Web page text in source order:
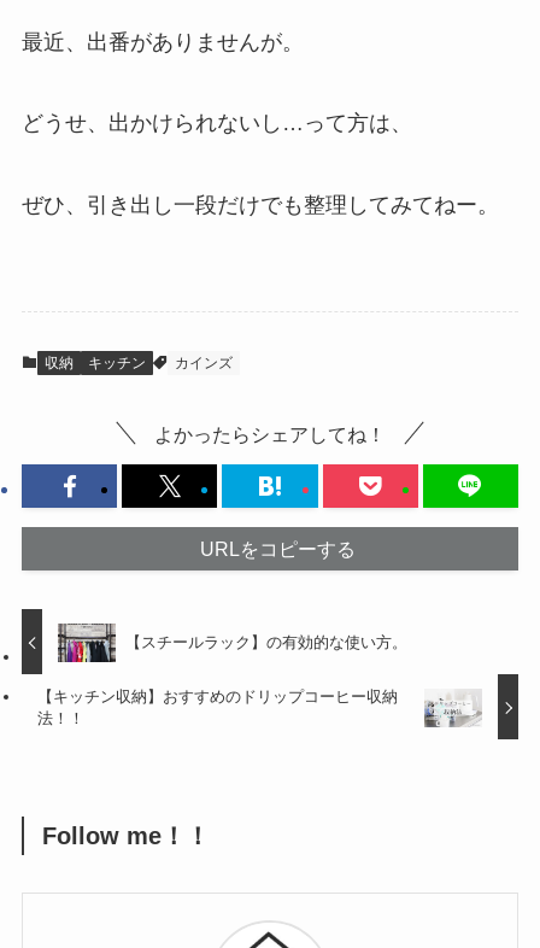
最近、出番がありませんが。
どうせ、出かけられないし…って方は、
ぜひ、引き出し一段だけでも整理してみてねー。
収納 キッチン カインズ
よかったらシェアしてね！
URLをコピーする
【スチールラック】の有効的な使い方。
【キッチン収納】おすすめのドリップコーヒー収納
法！！
Follow me！！